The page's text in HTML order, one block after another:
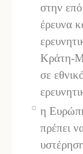
στην
έρευνα
Κράτη-
σε
η
πρέπει